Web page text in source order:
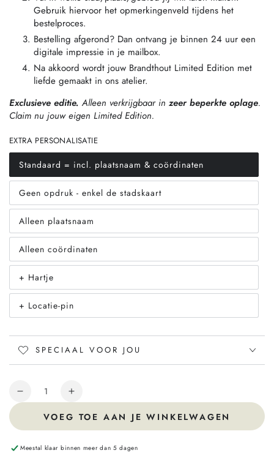
Gebruik hiervoor het opmerkingenveld tijdens het
bestelproces.
Bestelling afgerond? Dan ontvang je binnen 24 uur een
digitale impressie in je mailbox.
Na akkoord wordt jouw Brandthout Limited Edition met
liefde gemaakt in ons atelier.
Exclusieve editie. Alleen verkrijgbaar in zeer beperkte oplage.
Claim nu jouw eigen Limited Edition.
EXTRA PERSONALISATIE
Standaard = incl. plaatsnaam & coördinaten
Translation
missing:
nl.products.product.variant_sold_out_or_unavailable
Geen opdruk - enkel de stadskaart
Translation
missing:
nl.products.product.variant_sold_out_or_unavailable
Alleen plaatsnaam
Translation
missing:
nl.products.product.variant_sold_out_or_unavailable
Alleen coördinaten
Translation
missing:
nl.products.product.variant_sold_out_or_unavailable
+ Hartje
Translation
missing:
nl.products.product.variant_sold_out_or_unavailable
+ Locatie-pin
Translation
missing:
SPECIAAL VOOR JOU
Hoeveelheid
VOEG TOE AAN JE WINKELWAGEN
Meestal klaar binnen meer dan 5 dagen